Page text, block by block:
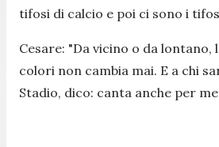
tifosi di calcio e poi ci sono i
Cesare: "Da vicino o da lontano,
colori non cambia mai. E a chi
Stadio, dico: canta anche per